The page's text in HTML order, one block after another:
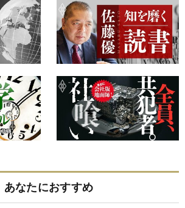
あなたにおすすめ